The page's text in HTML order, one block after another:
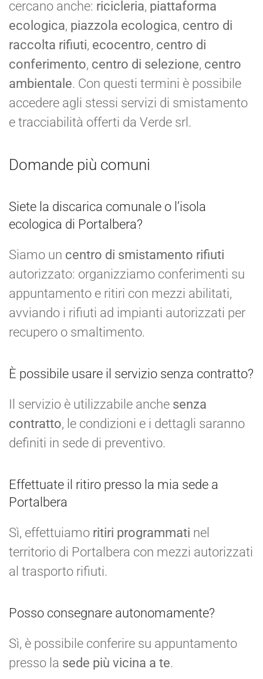
cercano anche: ricicleria, piattaforma
ecologica, piazzola ecologica, centro di
raccolta rifiuti, ecocentro, centro di
conferimento, centro di selezione, centro
ambientale. Con questi termini è possibile
accedere agli stessi servizi di smistamento
e tracciabilità offerti da Verde srl.
Domande più comuni
Siete la discarica comunale o l’isola
ecologica di Portalbera?
Siamo un centro di smistamento rifiuti
autorizzato: organizziamo conferimenti su
appuntamento e ritiri con mezzi abilitati,
avviando i rifiuti ad impianti autorizzati per
recupero o smaltimento.
È possibile usare il servizio senza contratto?
Il servizio è utilizzabile anche senza
contratto, le condizioni e i dettagli saranno
definiti in sede di preventivo.
Effettuate il ritiro presso la mia sede a
Portalbera
Sì, effettuiamo ritiri programmati nel
territorio di Portalbera con mezzi autorizzati
al trasporto rifiuti.
Posso consegnare autonomamente?
Sì, è possibile conferire su appuntamento
presso la sede più vicina a te.